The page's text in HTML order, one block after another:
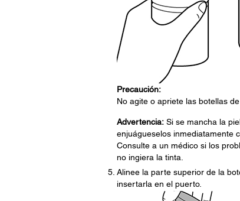
Precaución:
No agite o apriete las botellas
Advertencia:Si se mancha la
enjuágueselos inmediatamente
Consulte a un médico si los
no ingiera la tinta.
Alinee la parte superior de la
insertarla en el puerto.